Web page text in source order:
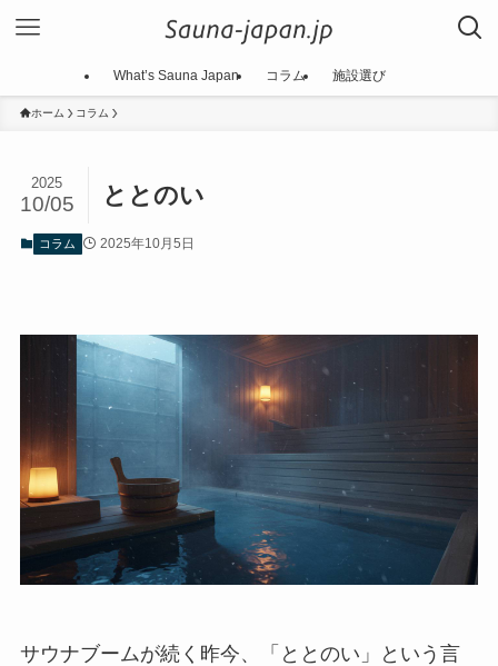
What’s Sauna Japan コラム 施設選び
ホーム コラム
ととのい
2025
10/05
コラム 2025年10月5日
サウナブームが続く昨今、「ととのい」という言